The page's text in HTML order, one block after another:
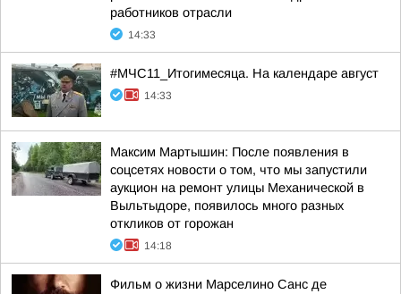
работников отрасли
14:33
#МЧС11_Итогимесяца. На календаре август
14:33
Максим Мартышин: После появления в
соцсетях новости о том, что мы запустили
аукцион на ремонт улицы Механической в
Выльтыдоре, появилось много разных
откликов от горожан
14:18
Фильм о жизни Марселино Санс де